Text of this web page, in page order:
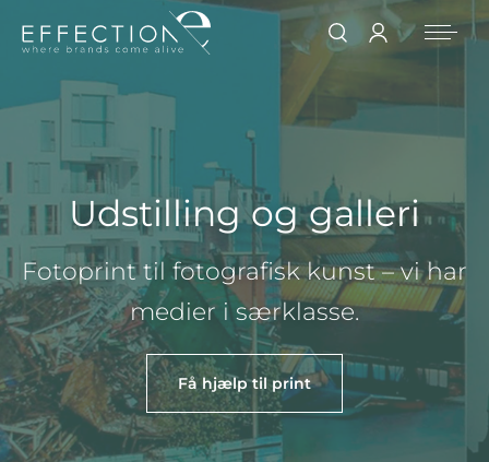
Udstilling og galleri
Fotoprint til fotografisk kunst – vi har
medier i særklasse.
Få hjælp til print